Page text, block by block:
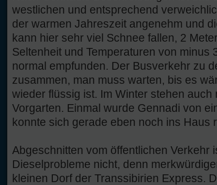
westlichen und entsprechend
der warmen Jahreszeit angenehm und
kann hier sehr viel Schnee fallen, 2
Seltenheit und Temperaturen von minus
normal empfunden. Der Busverkehr zu
zusammen, man muss warten, bis es
wieder flüssig ist. Im Winter stehen auch
Vorgarten. Einmal wurde Gennadi von
konnte sich gerade eben noch ins Haus
Abgeschnitten vom öffentlichen Verkehr
Dieselprobleme nicht, denn
kleinen Dorf der Transsibirien Express.